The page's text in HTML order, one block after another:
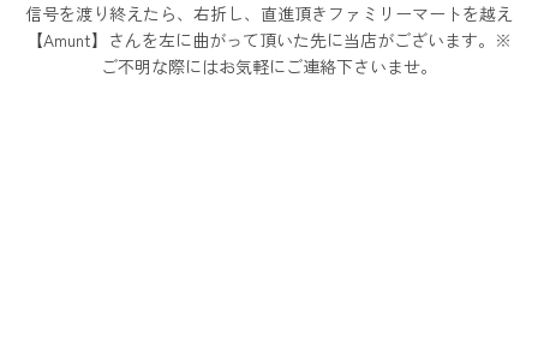
信号を渡り終えたら、右折し、直進頂きファミリーマートを越え
【Amunt】さんを左に曲がって頂いた先に当店がございます。※
ご不明な際にはお気軽にご連絡下さいませ。